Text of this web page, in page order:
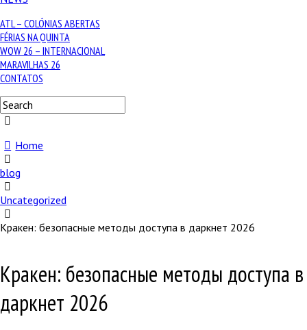
ATL – COLÓNIAS ABERTAS
FÉRIAS NA QUINTA
WOW 26 – INTERNACIONAL
MARAVILHAS 26
CONTATOS
Home
blog
Uncategorized
Кракен: безопасные методы доступа в даркнет 2026
Кракен: безопасные методы доступа в
даркнет 2026